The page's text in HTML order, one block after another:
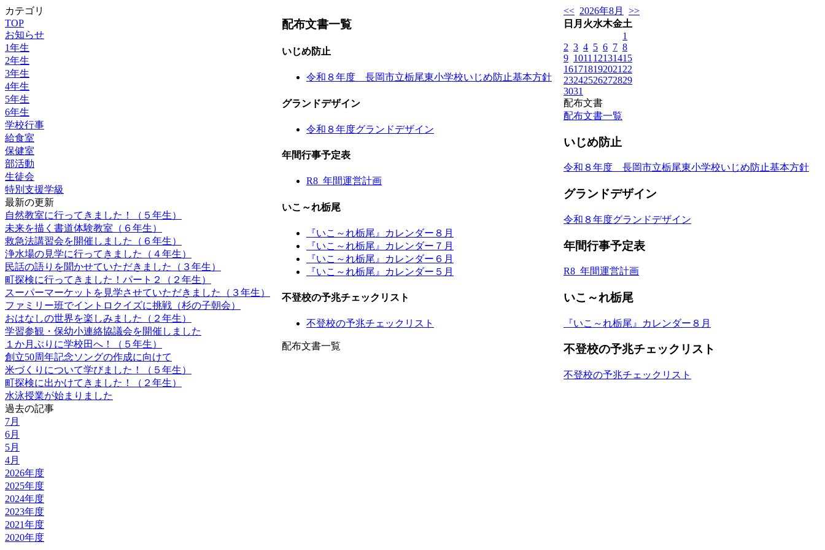
カテゴリ
TOP
お知らせ
1年生
2年生
3年生
4年生
5年生
6年生
学校行事
給食室
保健室
部活動
生徒会
特別支援学級
最新の更新
自然教室に行ってきました！（５年生）
未来を描く書道体験教室（６年生）
救急法講習会を開催しました（６年生）
浄水場の見学に行ってきました（４年生）
民話の語りを聞かせていただきました（３年生）
町探検に行ってきました！パート２（２年生）
スーパーマーケットを見学させていただきました（３年生）
ファミリー班でイントロクイズに挑戦（杉の子朝会）
おはなしの世界を楽しみました（２年生）
学習参観・保幼小連絡協議会を開催しました
１か月ぶりに学校田へ！（５年生）
創立50周年記念ソングの作成に向けて
米づくりについて学びました！（５年生）
町探検に出かけてきました！（２年生）
水泳授業が始まりました
過去の記事
7月
6月
5月
4月
2026年度
2025年度
2024年度
2023年度
2021年度
2020年度
配布文書一覧
いじめ防止
令和８年度 長岡市立栃尾東小学校いじめ防止基本方針
グランドデザイン
令和８年度グランドデザイン
年間行事予定表
R8_年間運営計画
いこ～れ栃尾
『いこ～れ栃尾』カレンダー８月
『いこ～れ栃尾』カレンダー７月
『いこ～れ栃尾』カレンダー６月
『いこ～れ栃尾』カレンダー５月
不登校の予兆チェックリスト
不登校の予兆チェックリスト
配布文書一覧
<< 2026年8月
>>
日 月 火水木金土
1
2 3 4 5 6 7 8
9 1011 12131415
161718192021 22
23242526272829
3031
配布文書
配布文書一覧
いじめ防止
令和８年度 長岡市立栃尾東小学校いじめ防止基本方針
グランドデザイン
令和８年度グランドデザイン
年間行事予定表
R8_年間運営計画
いこ～れ栃尾
『いこ～れ栃尾』カレンダー８月
不登校の予兆チェックリスト
不登校の予兆チェックリスト